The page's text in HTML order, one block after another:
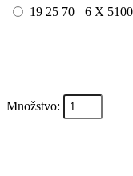
19 25 70 6 X
Množstvo: